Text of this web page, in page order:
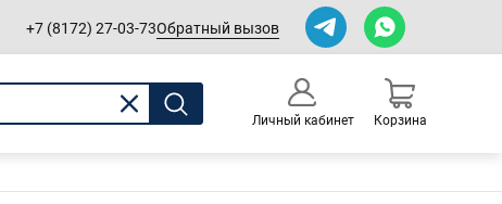
+7 (8172) 27-03-73Обратный вызов
Личный кабинет Корзина